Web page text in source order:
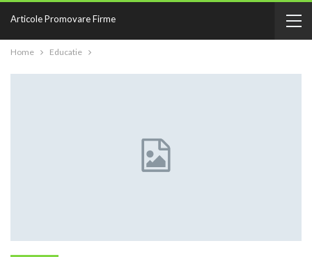
Articole Promovare Firme
Home Educatie